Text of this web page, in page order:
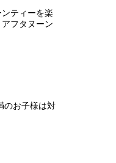
ティーを楽
フタヌーン
のお子様は対